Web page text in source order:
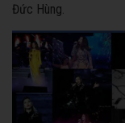
Đức Hùng.